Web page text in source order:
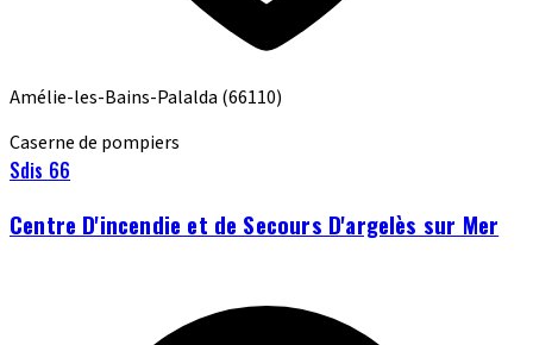
Amélie-les-Bains-Palalda (66110)
Caserne de pompiers
Sdis 66
Centre D'incendie et de Secours D'argelès sur Mer